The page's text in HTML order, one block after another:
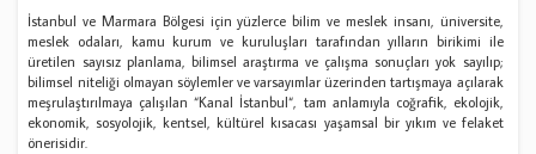
İstanbul ve Marmara Bölgesi için yüzlerce bilim ve meslek insanı, üniversite,
meslek odaları, kamu kurum ve kuruluşları tarafından yılların birikimi ile
üretilen sayısız planlama, bilimsel araştırma ve çalışma sonuçları yok sayılıp;
bilimsel niteliği olmayan söylemler ve varsayımlar üzerinden tartışmaya açılarak
meşrulaştırılmaya çalışılan “Kanal İstanbul“, tam anlamıyla coğrafik, ekolojik,
ekonomik, sosyolojik, kentsel, kültürel kısacası yaşamsal bir yıkım ve felaket
önerisidir.